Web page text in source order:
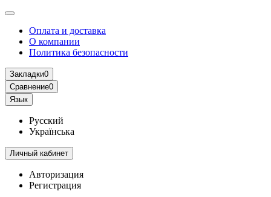
Оплата и доставка
О компании
Политика безопасности
Закладки0
Сравнение0
Язык
Русский
Українська
Личный кабинет
Авторизация
Регистрация